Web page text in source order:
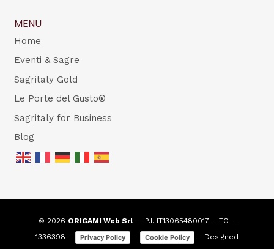
MENU
Home
Eventi & Sagre
Sagritaly Gold
Le Porte del Gusto®
Sagritaly for Business
Blog
© 2026 ORIGAMI Web Srl– P.I. IT13065480017 – TO –
1336398 –
Privacy Policy – Cookie Policy
– Designed